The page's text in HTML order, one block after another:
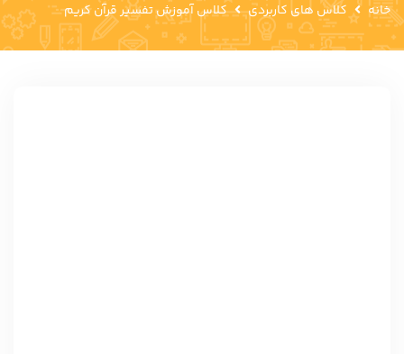
خانه کلاس های کاربردی کلاس آموزش تفسیر قرآن کریم